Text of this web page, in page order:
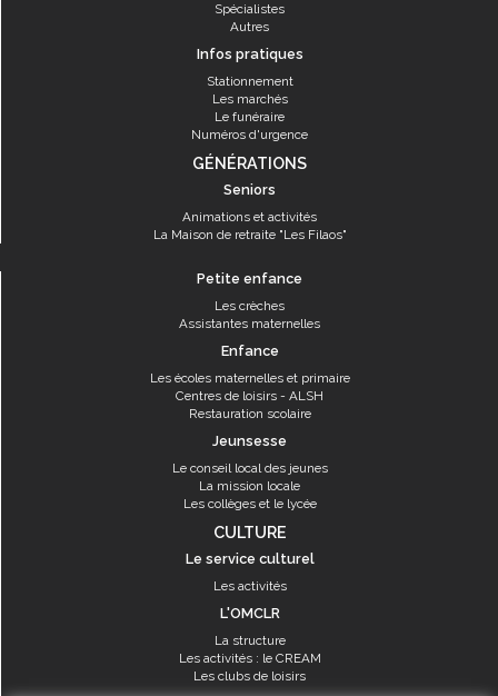
Spécialistes
Autres
Infos pratiques
Stationnement
Les marchés
Le funéraire
Numéros d'urgence
GÉNÉRATIONS
Seniors
Animations et activités
La Maison de retraite "Les Filaos"
Petite enfance
Les crèches
Assistantes maternelles
Enfance
Les écoles maternelles et primaire
Centres de loisirs - ALSH
Restauration scolaire
Jeunsesse
Le conseil local des jeunes
La mission locale
Les collèges et le lycée
CULTURE
Le service culturel
Les activités
L'OMCLR
La structure
Les activités : le CREAM
Les clubs de loisirs